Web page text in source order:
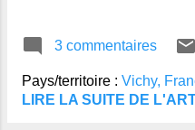
bâtiments
3 commentaires
Pays/territoire : Vichy,
LIRE LA SUITE DE